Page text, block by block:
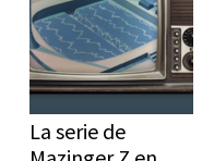
La serie de